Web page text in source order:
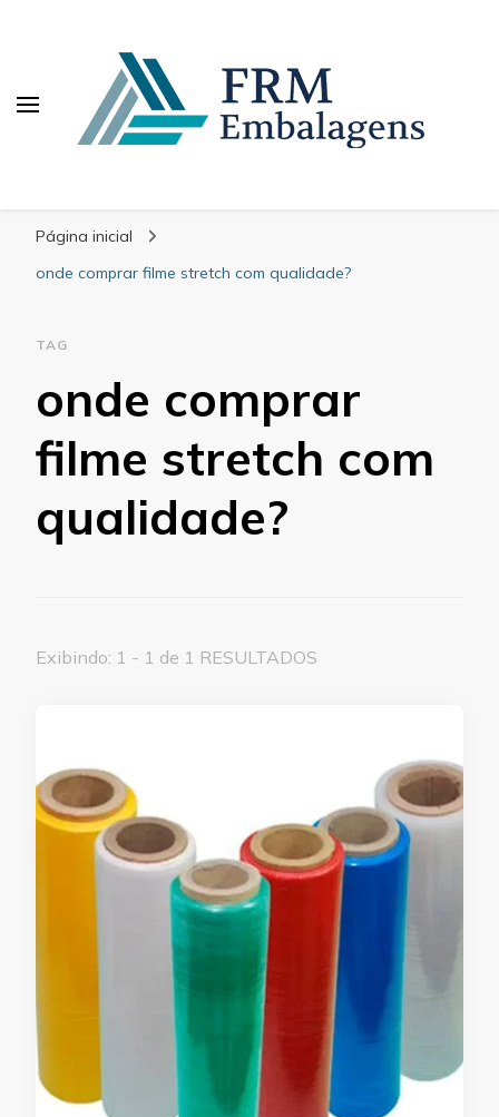
Página inicial
onde comprar filme stretch com qualidade?
TAG
onde comprar
filme stretch com
qualidade?
Exibindo: 1 - 1 de 1 RESULTADOS